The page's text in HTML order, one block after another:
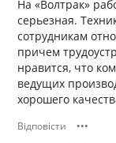
На «Волтрак»
серьезная.
сотрудникам
причем
нравится, что
ведущих
хорошего
Відповісти •••